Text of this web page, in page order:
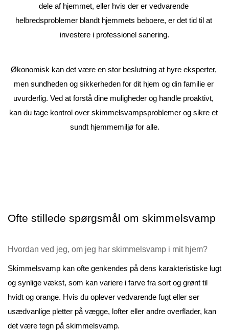
dele af hjemmet, eller hvis der er vedvarende
helbredsproblemer blandt hjemmets beboere, er det tid til at
investere i professionel sanering.
Økonomisk kan det være en stor beslutning at hyre eksperter,
men sundheden og sikkerheden for dit hjem og din familie er
uvurderlig. Ved at forstå dine muligheder og handle proaktivt,
kan du tage kontrol over skimmelsvampsproblemer og sikre et
sundt hjemmemiljø for alle.
Ofte stillede spørgsmål om skimmelsvamp
Hvordan ved jeg, om jeg har skimmelsvamp i mit hjem?
Skimmelsvamp kan ofte genkendes på dens karakteristiske lugt
og synlige vækst, som kan variere i farve fra sort og grønt til
hvidt og orange. Hvis du oplever vedvarende fugt eller ser
usædvanlige pletter på vægge, lofter eller andre overflader, kan
det være tegn på skimmelsvamp.